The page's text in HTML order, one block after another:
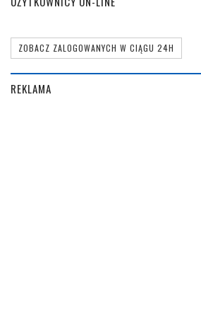
ZOBACZ ZALOGOWANYCH W CIĄGU 24H
REKLAMA